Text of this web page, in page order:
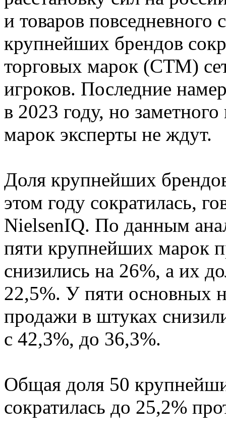
и товаров
крупнейших брендов
торговых марок (СТМ)
игроков. Последние
в 2023 году, но
марок эксперты не ждут.
Доля крупнейших
этом году сократилась,
NielsenIQ. По данным
пяти крупнейших марок
снизились на 26%, а их
22,5%. У пяти основных
продажи в штуках
с 42,3%, до 36,3%.
Общая доля 50
сократилась до 25,2%